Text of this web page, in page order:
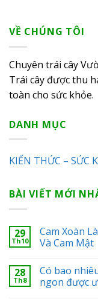
VỀ CHÚNG TÔI
Chuyên trái cây
Trái cây được thu
toàn cho sức khỏe.
DANH MỤC
KIẾN THỨC – SỨC
BÀI VIẾT MỚI
29
Th10
Cam Xoàn
Và Cam Mật
28
Th8
Có bao
ngon được